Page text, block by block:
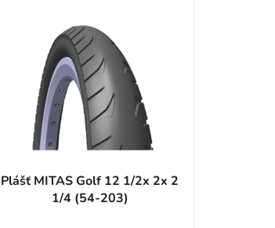
Plášť MITAS Golf 12 1/2x 2x 2
1/4 (54-203)